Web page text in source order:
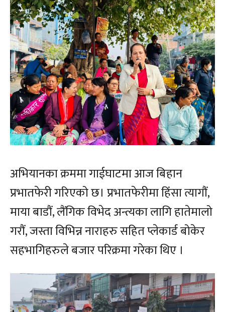
अभियानका क्रममा गाईघाटमा आज बिहान
प्रभातफेरी गरिएको छ। प्रभातफेरीमा हिंसा त्यागौं,
माया बाडौं, लैंगिक विभेद अन्त्यका लागि हातेमालो
गरौं, जस्ता विभिन्न नाराहरु सहित प्लेकार्ड बोकेर
सहभागिहरुले बजार परिक्रमा गरेका थिए ।